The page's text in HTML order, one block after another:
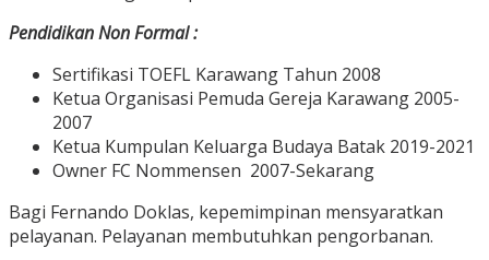
Pendidikan Non Formal :
Sertifikasi TOEFL Karawang Tahun 2008
Ketua Organisasi Pemuda Gereja Karawang 2005-
2007
Ketua Kumpulan Keluarga Budaya Batak 2019-2021
Owner FC Nommensen 2007-Sekarang
Bagi Fernando Doklas, kepemimpinan mensyaratkan
pelayanan. Pelayanan membutuhkan pengorbanan.